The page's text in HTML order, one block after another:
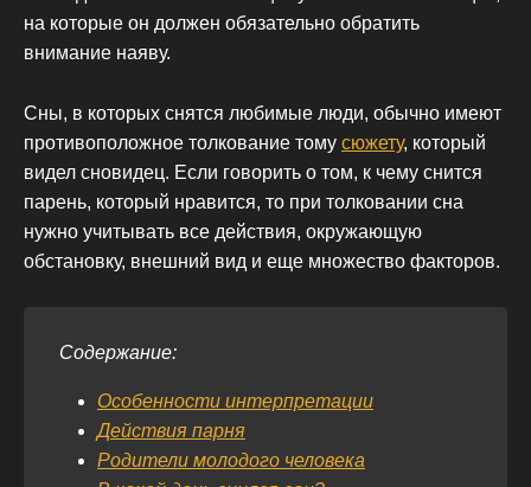
на которые он должен обязательно обратить
внимание наяву.
Сны, в которых снятся любимые люди, обычно имеют
противоположное толкование тому сюжету, который
видел сновидец. Если говорить о том, к чему снится
парень, который нравится, то при толковании сна
нужно учитывать все действия, окружающую
обстановку, внешний вид и еще множество факторов.
Содержание:
Особенности интерпретации
Действия парня
Родители молодого человека